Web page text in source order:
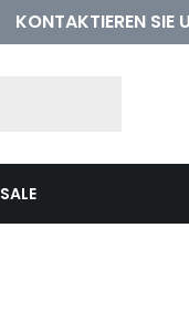
KONTAKTIEREN SIE
SALE